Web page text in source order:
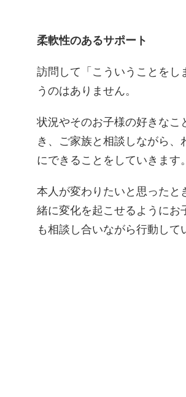
柔軟性のあるサポート
訪問して「こういうことをし
うのはありません。
状況やそのお子様の好きなこ
き、ご家族と相談しながら、
にできることをしていきます。
本人が変わりたいと思ったと
緒に変化を起こせるようにお
も相談し合いながら行動して